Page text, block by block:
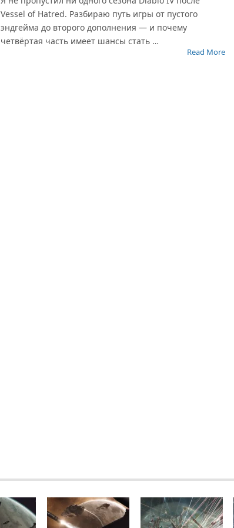
Vessel of Hatred. Разбираю путь игры от пустого
эндгейма до второго дополнения — и почему
четвёртая часть имеет шансы стать …
Read More